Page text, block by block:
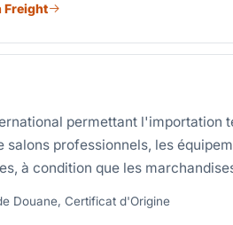
Freight
permettant l'importation
salons professionnels, les
à condition que les
Douane, Certificat d'Origine